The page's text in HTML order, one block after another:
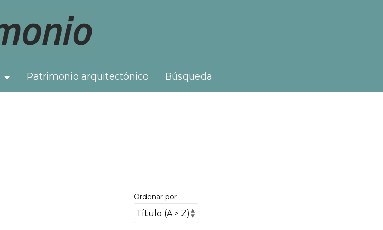
Toggle Dropdown
Patrimonio arquitectónico Búsqueda
Ordenar por